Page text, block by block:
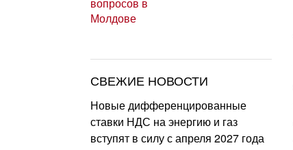
СВЕЖИЕ НОВОСТИ
Новые дифференцированные
ставки НДС на энергию и газ
вступят в силу с апреля 2027 года